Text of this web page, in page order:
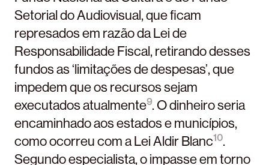
Setorial do Audiovisual, que ficam
represados em razão da Lei de
Responsabilidade Fiscal, retirando desses
fundos as ‘limitações de despesas’, que
impedem que os recursos sejam
executados atualmente9. O dinheiro seria
encaminhado aos estados e municípios,
como ocorreu com a Lei Aldir Blanc10.
Segundo especialista, o impasse em torno